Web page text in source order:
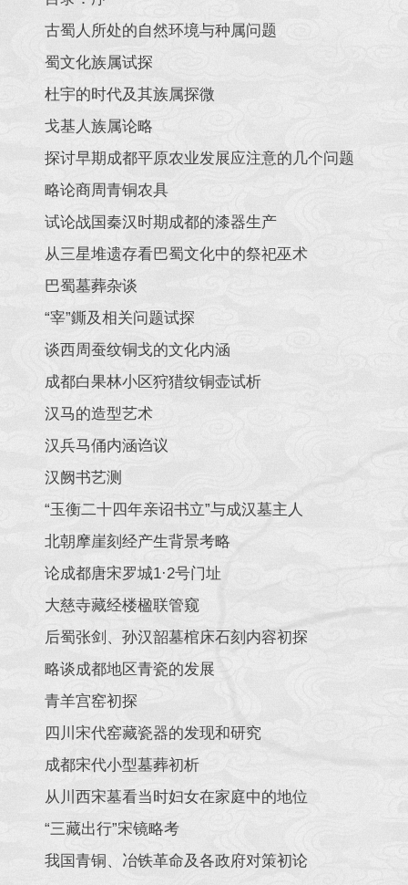
古蜀人所处的自然环境与种属问题
蜀文化族属试探
杜宇的时代及其族属探微
戈基人族属论略
探讨早期成都平原农业发展应注意的几个问题
略论商周青铜农具
试论战国秦汉时期成都的漆器生产
从三星堆遗存看巴蜀文化中的祭祀巫术
巴蜀墓葬杂谈
“宰”鐁及相关问题试探
谈西周蚕纹铜戈的文化内涵
成都白果林小区狩猎纹铜壶试析
汉马的造型艺术
汉兵马俑内涵诌议
汉阙书艺测
“玉衡二十四年亲诏书立”与成汉墓主人
北朝摩崖刻经产生背景考略
论成都唐宋罗城1·2号门址
大慈寺藏经楼楹联管窥
后蜀张剑、孙汉韶墓棺床石刻内容初探
略谈成都地区青瓷的发展
青羊宫窑初探
四川宋代窑藏瓷器的发现和研究
成都宋代小型墓葬初析
从川西宋墓看当时妇女在家庭中的地位
“三藏出行”宋镜略考
我国青铜、冶铁革命及各政府对策初论